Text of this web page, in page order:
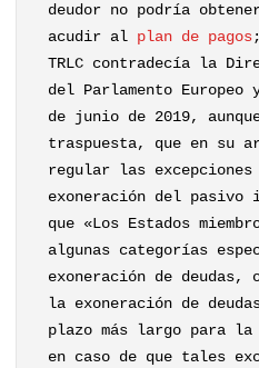
deudor no podría
acudir al plan de pagos
TRLC contradecía la
del Parlamento
de junio de 2019,
traspuesta, que en su
regular las excepciones
exoneración del
que «Los Estados
algunas categorías
exoneración de
la exoneración de
plazo más largo para la
en caso de que tales